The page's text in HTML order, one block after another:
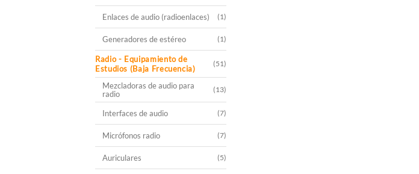
Enlaces de audio (radioenlaces) (1)
Generadores de estéreo (1)
Radio - Equipamiento de
Estudios (Baja Frecuencia)
(51)
Mezcladoras de audio para
radio
(13)
Interfaces de audio (7)
Micrófonos radio (7)
Auriculares (5)